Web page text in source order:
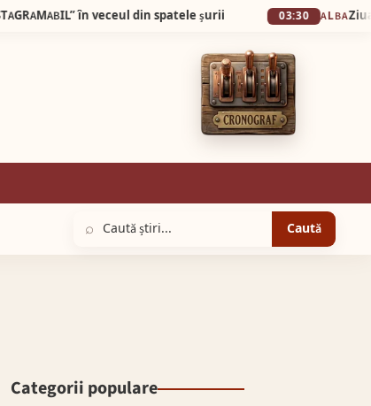
în veceul din spatele șurii ALBAZiua Eroilor
⌕ Caută
Categorii populare